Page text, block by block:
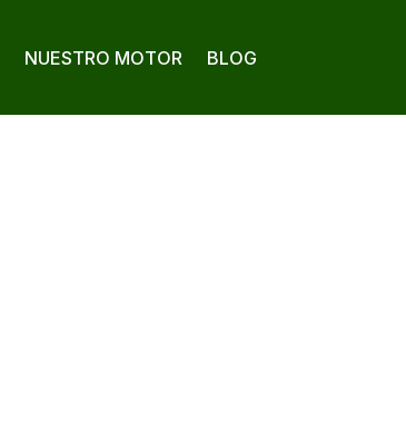
NUESTRO MOTOR BLOG